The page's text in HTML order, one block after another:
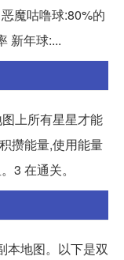
魔咕噜球:80%的
新年球:...
上所有星星才能
攒能量,使用能量
3 在通关。
本地图。以下是双